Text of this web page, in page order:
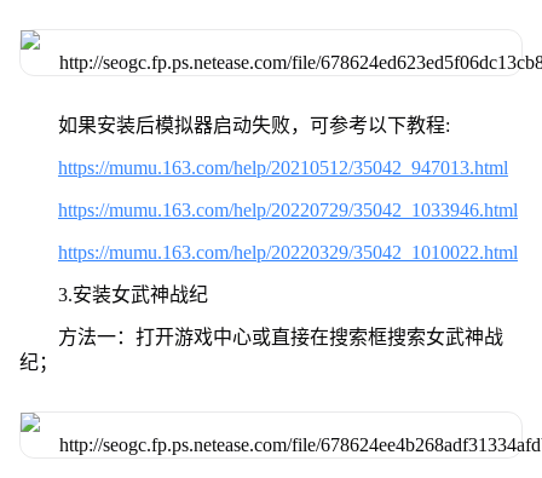
如果安装后模拟器启动失败，可参考以下教程:
https://mumu.163.com/help/20210512/35042_947013.html
https://mumu.163.com/help/20220729/35042_1033946.html
https://mumu.163.com/help/20220329/35042_1010022.html
3.安装女武神战纪
方法一：打开游戏中心或直接在搜索框搜索女武神战
纪；